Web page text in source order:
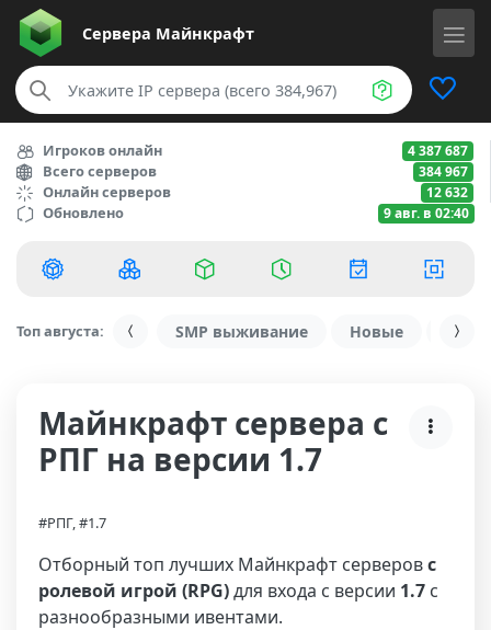
Сервера Майнкрафт
Игроков онлайн 4 387 687
Всего серверов 384 967
Онлайн серверов 12 632
Обновлено 9 авг. в 02:40
Топ августа: SMP выживание Новые С
Майнкрафт сервера с
РПГ на версии 1.7
#РПГ, #1.7
Отборный топ лучших Майнкрафт серверовс
ролевой игрой (RPG)для входа с версии 1.7 с
разнообразными ивентами.